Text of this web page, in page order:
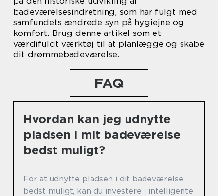
badeværelsesindretning, som har fulgt med
samfundets ændrede syn på hygiejne og
komfort. Brug denne artikel som et
værdifuldt værktøj til at planlægge og skabe
dit drømmebadeværelse.
FAQ
Hvordan kan jeg udnytte
pladsen i mit badeværelse
bedst muligt?
For at udnytte pladsen i dit badeværelse
bedst muligt, kan du investere i intelligente